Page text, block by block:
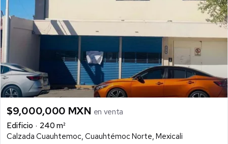
$9,000,000 MXN en venta
Edificio
240 m²
Calzada Cuauhtemoc, Cuauhtémoc Norte, Mexicali